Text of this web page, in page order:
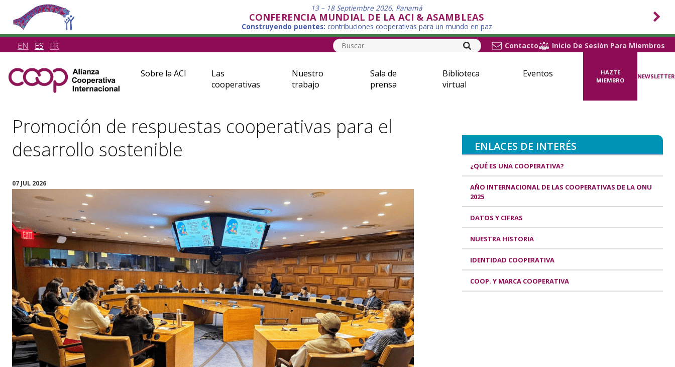
13 – 18 Septiembre 2026, Panamá
CONFERENCIA MUNDIAL DE LA ACI & ASAMBLEAS
Construyendo puentes: contribuciones cooperativas para un mundo en paz
EN ES FR Contacto Inicio De Sesión Para Miembros
Sobre la ACI
Las
cooperativas
Nuestro
trabajo
Sala de
prensa
Biblioteca
virtual
Eventos
HAZTE
MIEMBRO
NEWSLETTER
Promoción de respuestas cooperativas para el
desarrollo sostenible
07 JUL 2026
ENLACES DE INTERÉS
¿QUÉ ES UNA COOPERATIVA?
AÑO INTERNACIONAL DE LAS COOPERATIVAS DE LA ONU
2025
DATOS Y CIFRAS
NUESTRA HISTORIA
IDENTIDAD COOPERATIVA
COOP. Y MARCA COOPERATIVA